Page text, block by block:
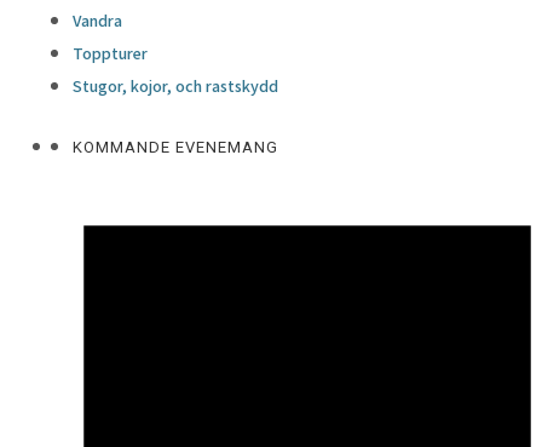
Vandra
Toppturer
Stugor, kojor, och rastskydd
KOMMANDE EVENEMANG